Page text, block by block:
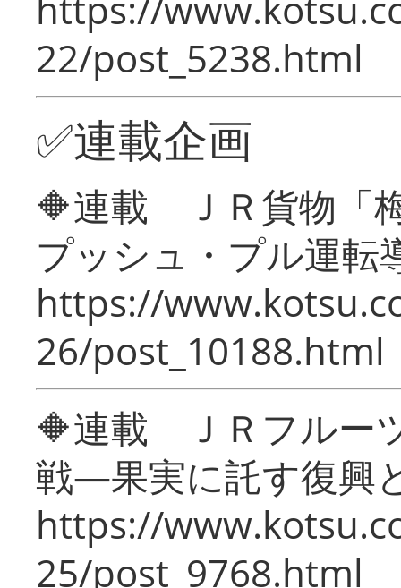
22/post_5238.html
✅連載企画
🔶連載 ＪＲ貨物「
プッシュ・プル運転
https://
26/post_10188.html
🔶連載 ＪＲフルー
戦―果実に託す復興
https://
25/post_9768.html